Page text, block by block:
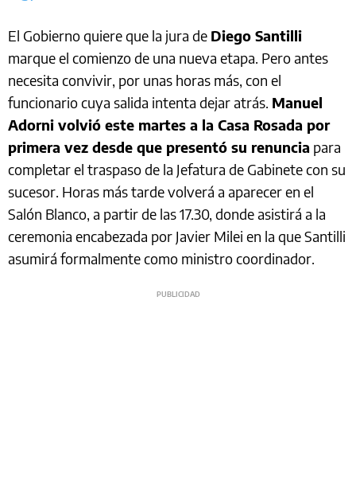
El Gobierno quiere que la jura de Diego Santilli
marque el comienzo de una nueva etapa. Pero antes
necesita convivir, por unas horas más, con el
funcionario cuya salida intenta dejar atrás. Manuel
Adorni volvió este martes a la Casa Rosada por
primera vez desde que presentó su renuncia para
completar el traspaso de la Jefatura de Gabinete con su
sucesor. Horas más tarde volverá a aparecer en el
Salón Blanco, a partir de las 17.30, donde asistirá a la
ceremonia encabezada por Javier Milei en la que Santilli
asumirá formalmente como ministro coordinador.